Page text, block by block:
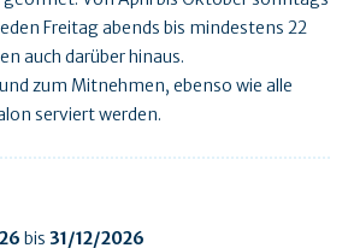
Freitag abends bis mindestens 22
auch darüber hinaus.
zum Mitnehmen, ebenso wie alle
serviert werden.
bis 31/12/2026